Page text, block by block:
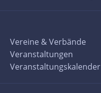
Vereine & Verbände
Veranstaltungen
Veranstaltungskalender